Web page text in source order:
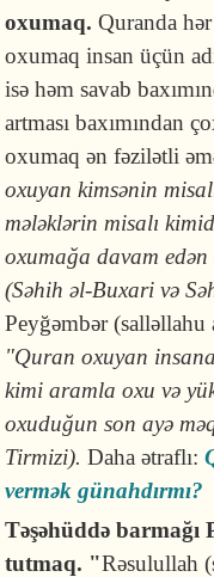
oxumaq. Quranda
oxumaq insan üçün
isə həm savab
artması baxımından
oxumaq ən fəzilətli
oxuyan kimsənin
mələklərin misalı
oxumağa davam
(Səhih əl-Buxari və
Peyğəmbər
"Quran oxuyan
kimi aramla oxu və
oxuduğun son ayə
Tirmizi).Daha ətraflı:
vermək günahdırmı?
Təşəhüddə
tutmaq. "Rəsulullah